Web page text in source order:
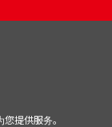
提供服务。